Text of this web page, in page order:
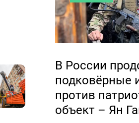
В России
подковёрные
против
объект – Ян